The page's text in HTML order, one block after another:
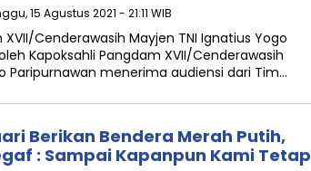
15 Agustus 2021 - 21:11 WIB
XVII/Cenderawasih Mayjen TNI Ignatius Yogo
Kapoksahli Pangdam XVII/Cenderawasih
Paripurnawan menerima audiensi dari Tim…
Berikan Bendera Merah Putih,
: Sampai Kapanpun Kami Tetap